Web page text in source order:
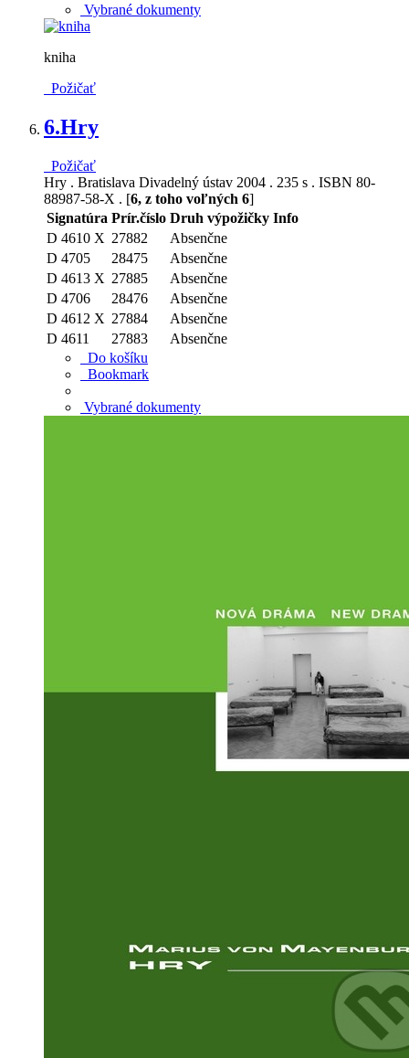
Vybrané dokumenty
kniha
Požičať
6.Hry
Požičať
Hry . Bratislava Divadelný ústav 2004 . 235 s . ISBN 80-
88987-58-X . [6, z toho voľných 6]
Signatúra Prír.číslo Druh výpožičky Info
D 4610 X 27882
Absenčne
D 4705
28475
Absenčne
D 4613 X 27885
Absenčne
D 4706
28476
Absenčne
D 4612 X 27884
Absenčne
D 4611
27883
Absenčne
Do košíku
Bookmark
Vybrané dokumenty